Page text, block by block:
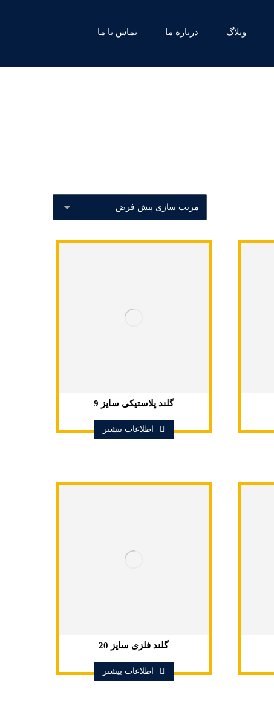
وبلاگ درباره ما تماس با ما
گلند پلاستیکی سایز 9
اطلاعات بیشتر
گلند فلزی سایز 20
اطلاعات بیشتر